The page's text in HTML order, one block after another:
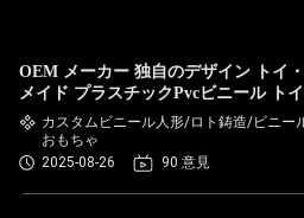
OEM メーカー 独自のデザイン トイ
メイド プラスチックPvcビニール トイ
カスタムビニール人形/ロト鋳造/ビニー
おもちゃ
2025-08-26
90 意見